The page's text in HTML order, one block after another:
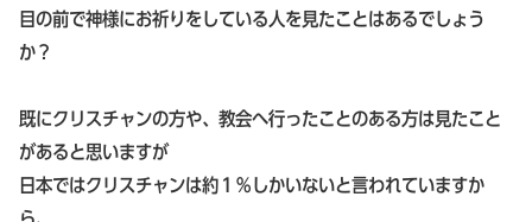
目の前で神様にお祈りをしている人を見たことはあるでしょう
か？
既にクリスチャンの方や、教会へ行ったことのある方は見たこと
があると思いますが
日本ではクリスチャンは約１％しかいないと言われていますか